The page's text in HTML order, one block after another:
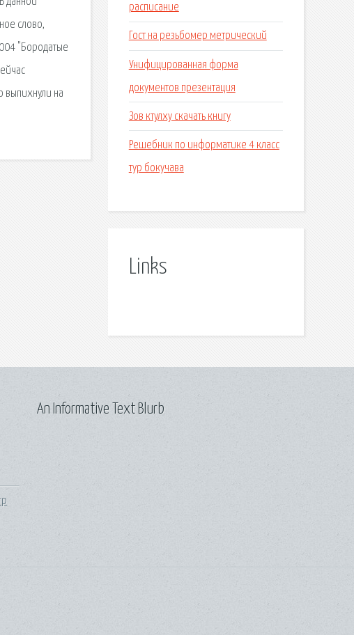
слово,
"Бородатые
выпихнули на
расписание
Гост на резьбомер метрический
Унифицированная форма
документов презентация
Зов ктулху скачать книгу
Решебник по информатике 4 класс
тур бокучава
Links
An Informative Text Blurb